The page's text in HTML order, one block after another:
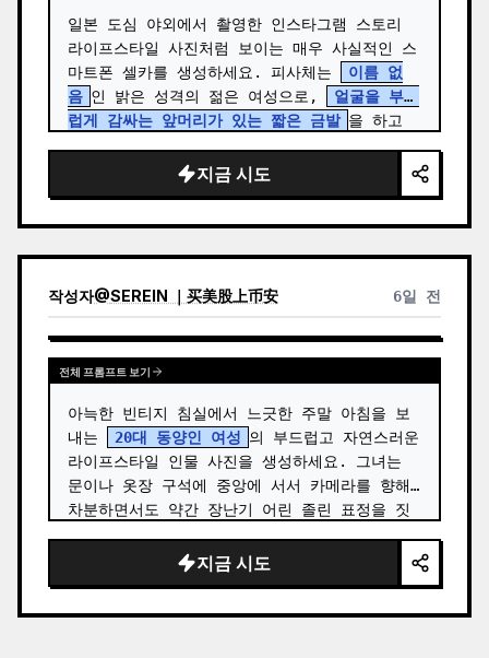
일본 도심 야외에서 촬영한 인스타그램 스토리
라이프스타일 사진처럼 보이는 매우 사실적인 스
마트폰 셀카를 생성하세요. 피사체는
이름 없
음 인 밝은 성격의 젊은 여성으로,
얼굴을 부드
럽게 감싸는 앞머리가 있는 짧은 금발 을 하고
나는 피부, 작은 링 귀걸이를 착용하고 카메라를
정…
지금 시도
작성자@SEREIN ｜买美股上币安 6일 전
전체 프롬프트 보기
아늑한 빈티지 침실에서 느긋한 주말 아침을 보
내는
20대 동양인 여성 의 부드럽고 자연스러운
라이프스타일 인물 사진을 생성하세요. 그녀는
문이나 옷장 구석에 중앙에 서서 카메라를 향해
차분하면서도 약간 장난기 어린 졸린 표정을 짓
피부 질감을 보여줍니다. …
지금 시도